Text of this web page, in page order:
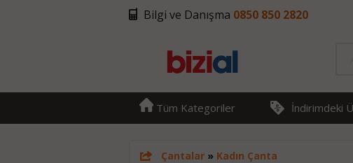
Bilgi ve Danışma 0850 850 2820
Tüm Kategoriler İndirimdeki
Çantalar» Kadın Çanta